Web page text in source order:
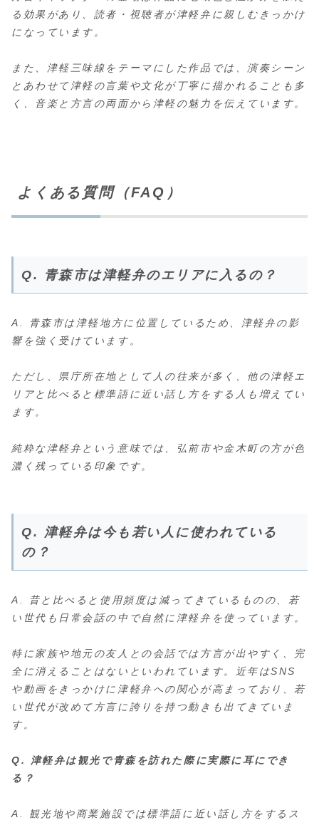
る効果があり、読者・視聴者が津軽弁に親しむきっかけ
になっています。
また、津軽三味線をテーマにした作品では、演奏シーン
とあわせて津軽の言葉や文化が丁寧に描かれることも多
く、音楽と方言の両面から津軽の魅力を伝えています。
よくある質問（FAQ）
Q. 青森市は津軽弁のエリアに入るの？
A. 青森市は津軽地方に位置しているため、津軽弁の影
響を強く受けています。
ただし、県庁所在地として人の往来が多く、他の津軽エ
リアと比べると標準語に近い話し方をする人も増えてい
ます。
純粋な津軽弁という意味では、弘前市や金木町の方が色
濃く残っている印象です。
Q. 津軽弁は今も若い人に使われている
の？
A. 昔と比べると使用頻度は減ってきているものの、若
い世代も日常会話の中で自然に津軽弁を使っています。
特に家族や地元の友人との会話では方言が出やすく、完
全に消えることはないといわれています。近年はSNS
や動画をきっかけに津軽弁への関心が高まっており、若
い世代が改めて方言に誇りを持つ動きも出てきていま
す。
Q. 津軽弁は観光で青森を訪れた際に実際に耳にでき
る？
A. 観光地や商業施設では標準語に近い話し方をするス